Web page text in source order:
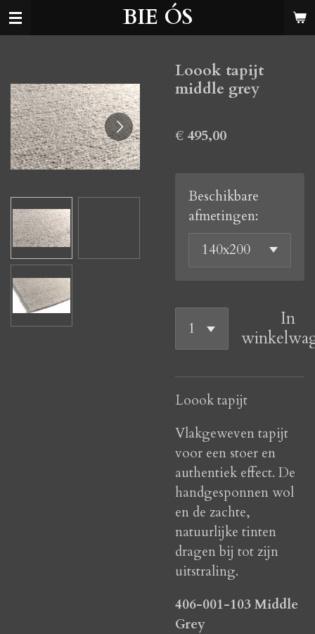
Ga
direct
hoofdinhoud
BIE ÓS
Loook tapijt
middle grey
€ 495,00
Beschikbare
afmetingen:
In
Loook tapijt
Vlakgeweven tapijt
voor een stoer en
authentiek effect. De
handgesponnen wol
en de zachte,
natuurlijke tinten
dragen bij tot zijn
uitstraling.
406-001-103 Middle
Grey